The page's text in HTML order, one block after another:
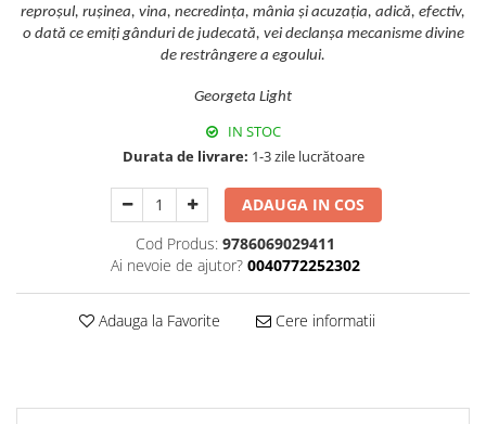
reproșul, rușinea, vina, necredința, mânia și acuzația, adică, efectiv,
o dată ce emiți gânduri de judecată, vei declanșa mecanisme divine
de restrângere a egoului.
Georgeta Light
IN STOC
Durata de livrare: 1-3 zile lucrătoare
ADAUGA IN COS
Cod Produs: 9786069029411
Ai nevoie de ajutor? 0040772252302
Adauga la Favorite Cere informatii